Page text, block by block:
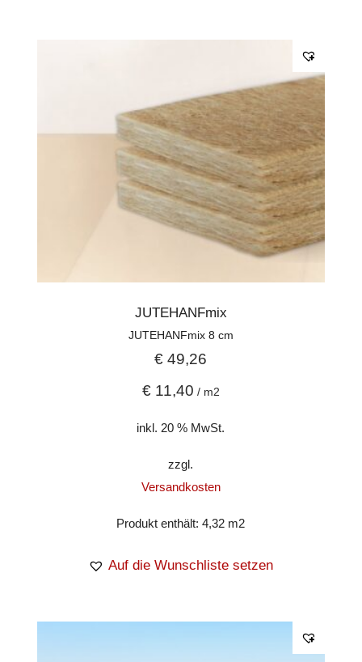
JUTEHANFmix
JUTEHANFmix 8 cm
€ 49,26
€11,40 / m2
inkl. 20 % MwSt.
zzgl.
Versandkosten
Produkt enthält: 4,32 m2
Auf die Wunschliste setzen